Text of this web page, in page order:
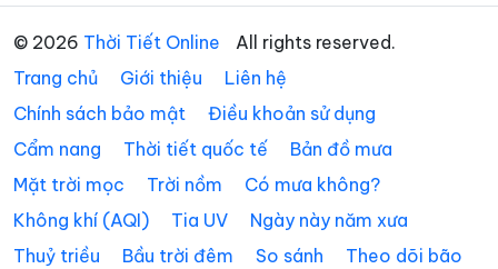
37°
36°
18:00 31°/ 36° Trời ít mây
Xã Lý Bôn
Xã Lý Quốc Xã Minh Khai
Xã Minh Tâm Xã Nam Quang
Xã Nam Tuấn Xã Nguyên Bình
© 2026 Thời Tiết Online
All rights reserved.
Trang chủ
Giới thiệu
Liên hệ
Chính sách bảo mật
Điều khoản sử dụng
Cẩm nang
Thời tiết quốc tế
Bản đồ mưa
Mặt trời mọc
Trời nồm
Có mưa không?
Không khí (AQI)
Tia UV
Ngày này năm xưa
Thuỷ triều
Bầu trời đêm So sánh
Theo dõi bão